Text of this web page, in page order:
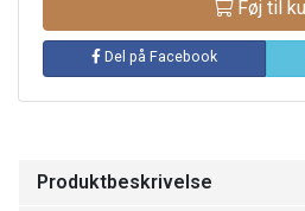
Føj til
Del på Facebook
Produktbeskrivelse